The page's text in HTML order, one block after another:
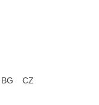
BG CZ